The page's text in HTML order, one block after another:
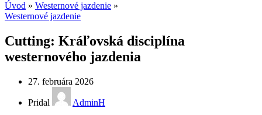
Úvod » Westernové jazdenie »
Westernové jazdenie
Cutting: Kráľovská disciplína
westernového jazdenia
27. februára 2026
Pridal AdminH